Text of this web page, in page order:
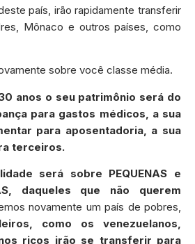
país, irão rapidamente transferir
Mônaco e outros países, como
sobre você classe média.
anos o seu patrimônio será do
para gastos médicos, a sua
para aposentadoria, a sua
terceiros.
será sobre PEQUENAS e
daqueles que não querem
novamente um país de pobres,
como os venezuelanos,
ricos irão se transferir para